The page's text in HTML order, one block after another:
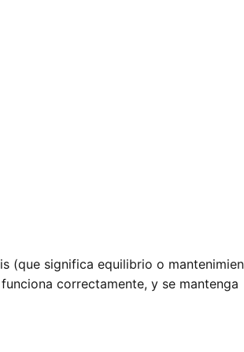
(que significa equilibrio o
correctamente, y se mantenga